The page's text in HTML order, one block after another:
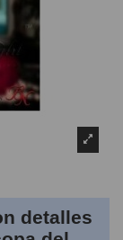
detalles